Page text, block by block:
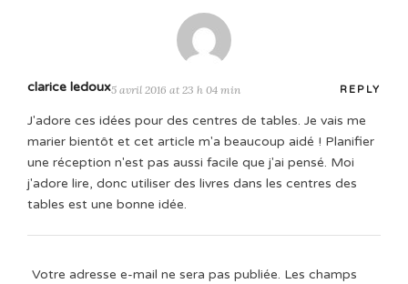
clarice ledoux5 avril 2016 at 23 h 04 min REPLY
J'adore ces idées pour des centres de tables. Je vais me
marier bientôt et cet article m'a beaucoup aidé ! Planifier
une réception n'est pas aussi facile que j'ai pensé. Moi
j'adore lire, donc utiliser des livres dans les centres des
tables est une bonne idée.
Votre adresse e-mail ne sera pas publiée. Les champs